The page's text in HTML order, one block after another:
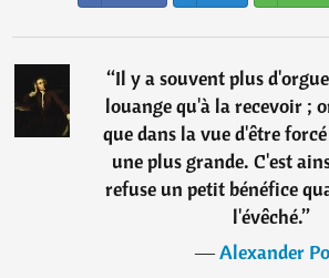
“Il y a souvent plus
louange qu'à la recevoir ;
que dans la vue d'être
une plus grande. C'est
refuse un petit bénéfice
l'évêché.”
―Alexander